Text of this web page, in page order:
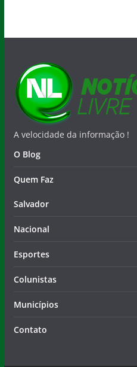
A velocidade da informação !
O Blog
Quem Faz
Salvador
Nacional
Esportes
Colunistas
Municípios
Contato